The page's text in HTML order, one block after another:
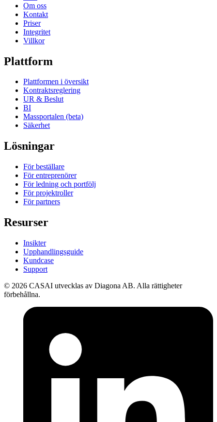
Om oss
Kontakt
Priser
Integritet
Villkor
Plattform
Plattformen i översikt
Kontraktsreglering
UR & Beslut
BI
Massportalen (beta)
Säkerhet
Lösningar
För beställare
För entreprenörer
För ledning och portfölj
För projektroller
För partners
Resurser
Insikter
Upphandlingsguide
Kundcase
Support
© 2026 CASAI utvecklas av Diagona AB. Alla rättigheter
förbehållna.